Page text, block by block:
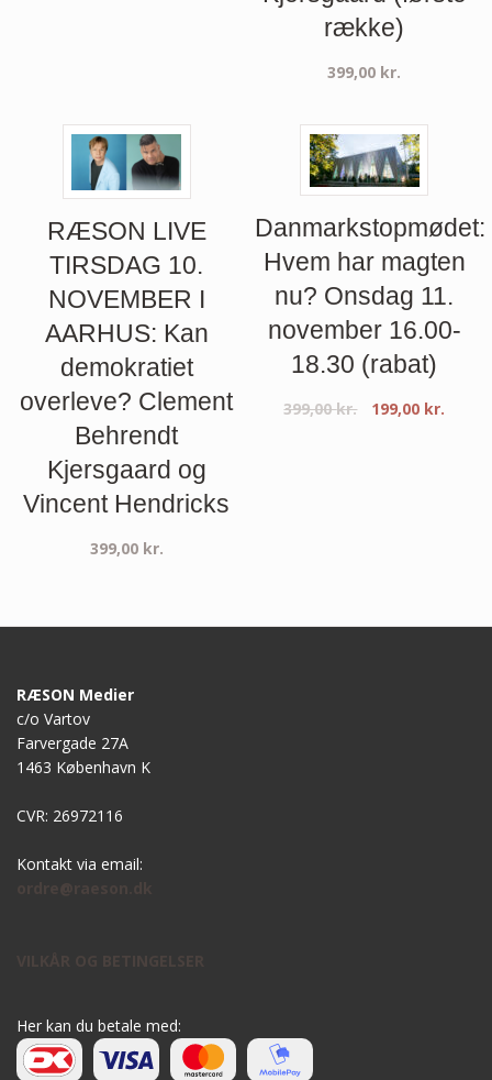
række)
399,00 kr.
RÆSON LIVE
TIRSDAG 10.
NOVEMBER I
AARHUS: Kan
demokratiet
overleve? Clement
Behrendt
Kjersgaard og
Vincent Hendricks
399,00 kr.
Danmarkstopmødet:
Hvem har magten
nu? Onsdag 11.
november 16.00-
18.30 (rabat)
399,00kr. 199,00 kr.
RÆSON Medier
c/o Vartov
Farvergade 27A
1463 København K
CVR: 26972116
Kontakt via email:
ordre@raeson.dk
VILKÅR OG BETINGELSER
Her kan du betale med: